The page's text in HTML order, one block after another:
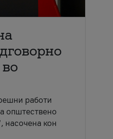
работи
општествено
насочена кон